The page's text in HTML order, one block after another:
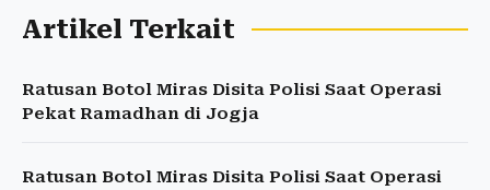
Artikel Terkait
Ratusan Botol Miras Disita Polisi Saat Operasi
Pekat Ramadhan di Jogja
Ratusan Botol Miras Disita Polisi Saat Operasi